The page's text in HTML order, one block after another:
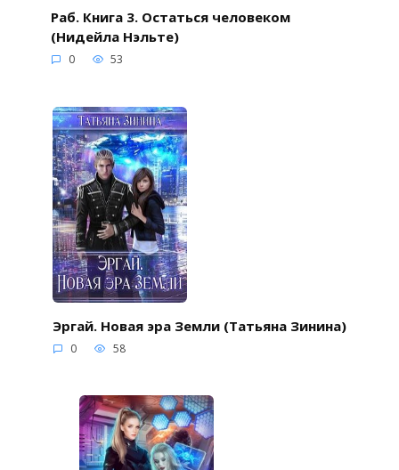
Раб. Книга 3. Остаться человеком
(Нидейла Нэльте)
0 53
Эргай. Новая эра Земли (Татьяна Зинина)
0 58